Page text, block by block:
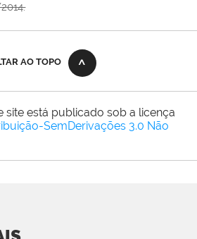
AO TOPO
site está publicado sob a licença
SemDerivações 3.0 Não